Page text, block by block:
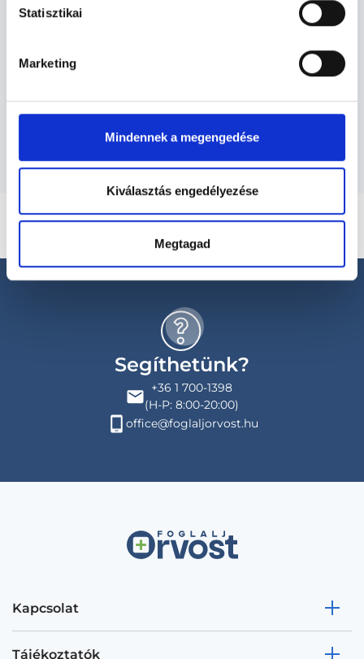
Statisztikai
Marketing
Mindennek a megengedése
Kiválasztás engedélyezése
Megtagad
KAPCSOLÓDÓ SZAKTERÜLETEK
Szolgáltatások
Budapesti és vidéki endokrinológus
Segíthetünk?
+36 1 700-1398
(H-P: 8:00-20:00)
office@foglaljorvost.hu
Kapcsolat
Tájékoztatók